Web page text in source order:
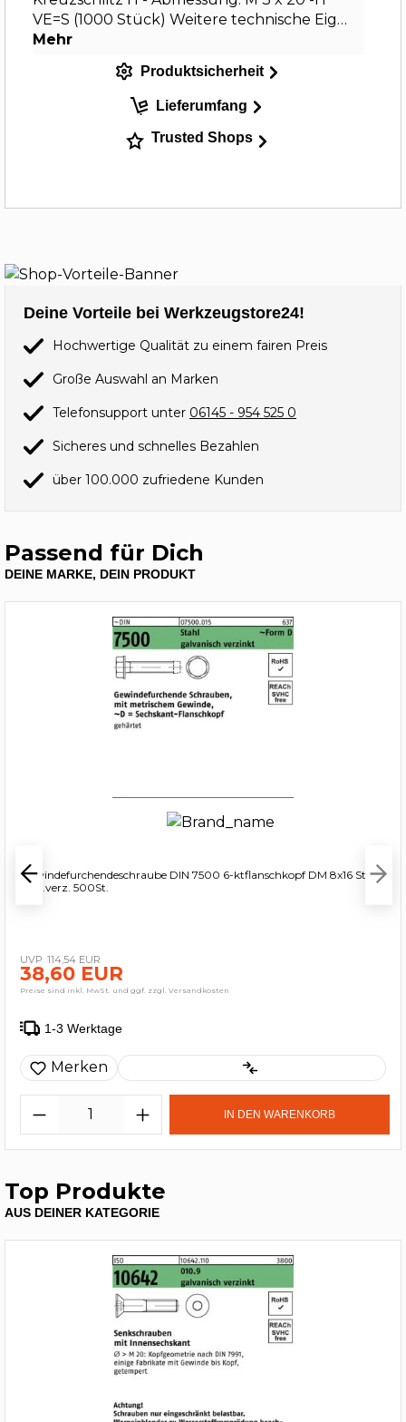
VE=S (1000 Stück) Weitere technische Eig…
Mehr
Produktsicherheit
Lieferumfang
Trusted Shops
Deine Vorteile bei Werkzeugstore24!
Hochwertige Qualität zu einem fairen Preis
Große Auswahl an Marken
Telefonsupport unter 06145 - 954 525 0
Sicheres und schnelles Bezahlen
über 100.000 zufriedene Kunden
Passend für Dich
DEINE MARKE, DEIN PRODUKT
Gewindefurchendeschraube DIN 7500 6-ktflanschkopf DM 8x16 Sta
galv.verz. 500St.
114,54 EUR
38,60 EUR
Preise sind inkl. MwSt. und ggf. zzgl. Versandkosten
1-3 Werktage
Merken
IN DEN WARENKORB
Top Produkte
AUS DEINER KATEGORIE